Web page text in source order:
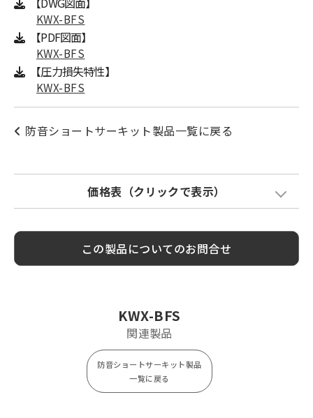
KWX-BFS
【PDF図面】
KWX-BFS
【圧力損失特性】
KWX-BFS
防音ショートサーキット製品一覧に戻る
価格表（クリックで表示）
標準価格
塗装色加算
KWX100BFS
¥ 26,500
¥ 3,800
この製品についてのお問合せ
KWX-BFS
関連製品
防音ショートサーキット製品
一覧に戻る